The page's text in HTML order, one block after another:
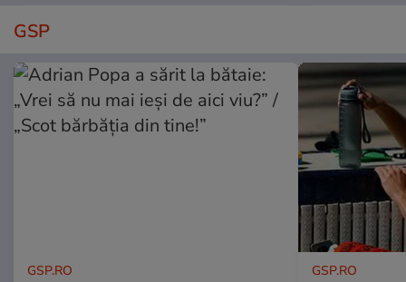
GSP
GSP.RO GSP.RO